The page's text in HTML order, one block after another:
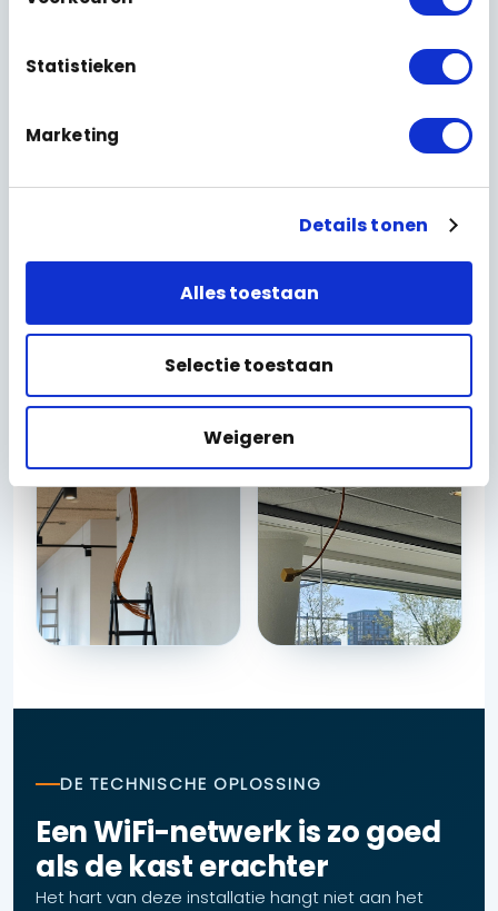
Statistieken
Marketing
Details tonen
Alles toestaan
Selectie toestaan
Weigeren
netwerkbekabeling
.
verbinding niet wegvalt bij het lopen, het
gastennetwerk volledig afgeschermd en alles
het klaar voor oplevering.
DE TECHNISCHE OPLOSSING
Een WiFi-netwerk is zo goed
als de kast erachter
Het hart van deze installatie hangt niet aan het